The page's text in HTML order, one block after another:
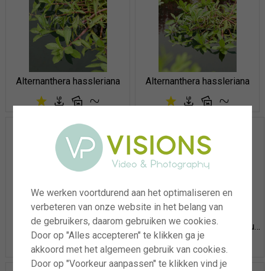
Alternanthera hassleriana Alternanthera hassleriana
Alternanthera hassleriana Lysimachia congestiflora Outback Sunset
We werken voortdurend aan het optimaliseren en
verbeteren van onze website in het belang van
de gebruikers, daarom gebruiken we cookies.
Door op "Alles accepteren" te klikken ga je
akkoord met het algemeen gebruik van cookies.
Door op "Voorkeur aanpassen" te klikken vind je